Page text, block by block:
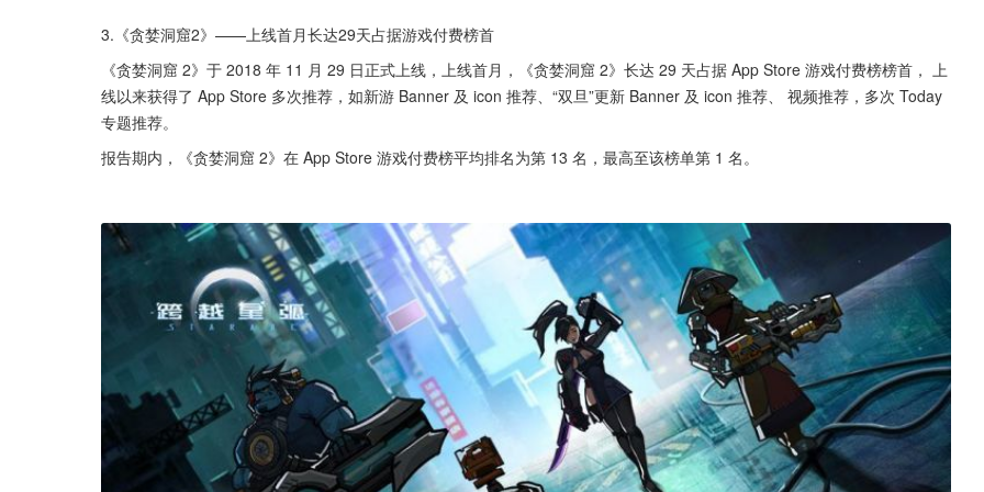
3.《贪婪洞窟2》——上线首月长达29天占据游戏付费榜首
《贪婪洞窟 2》于 2018 年 11 月 29 日正式上线，上线首月，《贪婪洞窟 2》长达 29 天占据 App Store 游戏付费榜榜首， 上
线以来获得了 App Store 多次推荐，如新游 Banner 及 icon 推荐、“双旦”更新 Banner 及 icon 推荐、 视频推荐，多次 Today
专题推荐。
报告期内，《贪婪洞窟 2》在 App Store 游戏付费榜平均排名为第 13 名，最高至该榜单第 1 名。